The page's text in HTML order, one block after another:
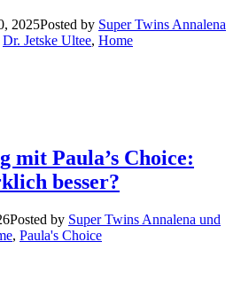
2025Posted by Super Twins Annalena
Dr. Jetske Ultee, Home
mit Paula’s Choice:
besser?
Posted by Super Twins Annalena und
, Paula's Choice